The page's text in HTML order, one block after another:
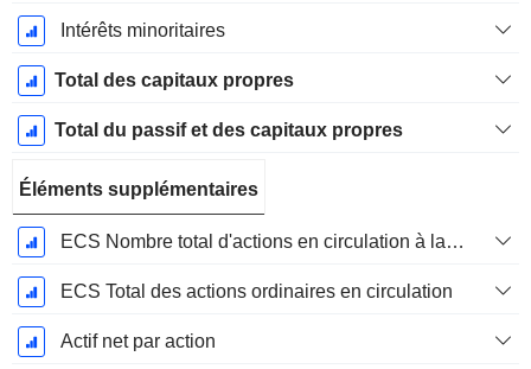
Intérêts minoritaires
Total des capitaux propres
Total du passif et des capitaux propres
Éléments supplémentaires
ECS Nombre total d'actions en circulation à la date de dépôt
ECS Total des actions ordinaires en circulation
Actif net par action